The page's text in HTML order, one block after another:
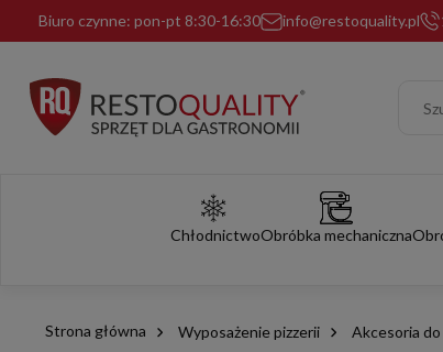
Biuro czynne: pon-pt 8:30-16:30 info@restoquality.pl
ChłodnictwoObróbka mechaniczna
Strona główna Wyposażenie pizzerii Akcesoria